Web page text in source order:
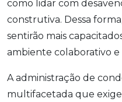
como lidar com
construtiva. Dessa
sentirão mais
ambiente colaborativo e
A administração de
multifacetada que